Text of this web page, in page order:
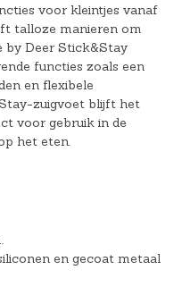
voor kleintjes vanaf
talloze manieren om
by Deer Stick&Stay
functies zoals een
en flexibele
zuigvoet blijft het
voor gebruik in de
het eten.
en gecoat metaal